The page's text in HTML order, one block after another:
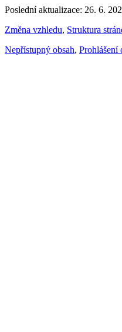
Poslední aktualizace: 26. 6.
Změna vzhledu, Struktura
Nepřístupný obsah, Prohlášení